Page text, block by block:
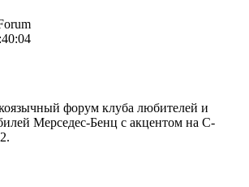
форум клуба любителей и
Мерседес-Бенц с акцентом на C-